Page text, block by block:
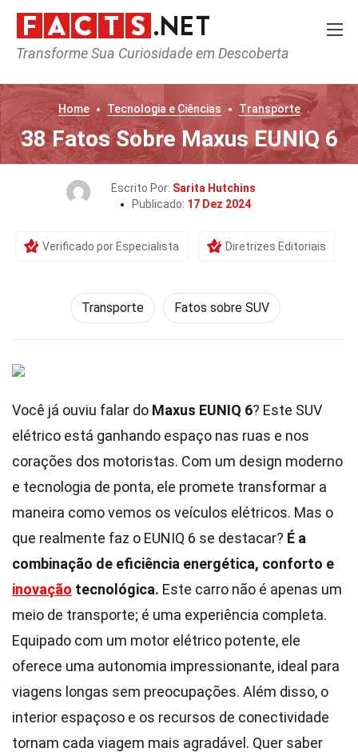
Transforme Sua Curiosidade em Descoberta
Home Tecnologia e Ciências Transporte
38 Fatos Sobre Maxus EUNIQ 6
Escrito Por: Sarita Hutchins
Publicado: 17 Dez 2024
Verificado por Especialista Diretrizes Editoriais
Transporte Fatos sobre SUV
Você já ouviu falar do Maxus EUNIQ 6? Este SUV
elétrico está ganhando espaço nas ruas e nos
corações dos motoristas. Com um design moderno
e tecnologia de ponta, ele promete transformar a
maneira como vemos os veículos elétricos. Mas o
que realmente faz o EUNIQ 6 se destacar? É a
combinação de eficiência energética, conforto e
inovação tecnológica. Este carro não é apenas um
meio de transporte; é uma experiência completa.
Equipado com um motor elétrico potente, ele
oferece uma autonomia impressionante, ideal para
viagens longas sem preocupações. Além disso, o
interior espaçoso e os recursos de conectividade
tornam cada viagem mais agradável. Quer saber